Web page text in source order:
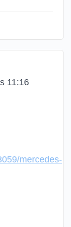
11:16
mercedes-